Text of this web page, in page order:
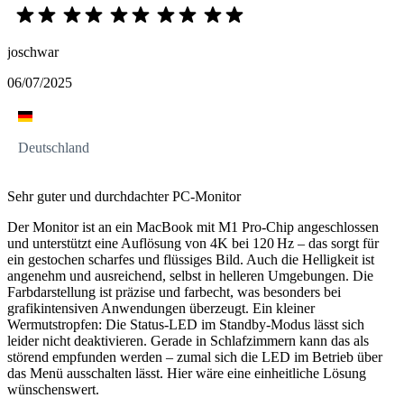
joschwar
06/07/2025
Deutschland
Sehr guter und durchdachter PC-Monitor
Der Monitor ist an ein MacBook mit M1 Pro-Chip angeschlossen
und unterstützt eine Auflösung von 4K bei 120 Hz – das sorgt für
ein gestochen scharfes und flüssiges Bild. Auch die Helligkeit ist
angenehm und ausreichend, selbst in helleren Umgebungen. Die
Farbdarstellung ist präzise und farbecht, was besonders bei
grafikintensiven Anwendungen überzeugt. Ein kleiner
Wermutstropfen: Die Status-LED im Standby-Modus lässt sich
leider nicht deaktivieren. Gerade in Schlafzimmern kann das als
störend empfunden werden – zumal sich die LED im Betrieb über
das Menü ausschalten lässt. Hier wäre eine einheitliche Lösung
wünschenswert.